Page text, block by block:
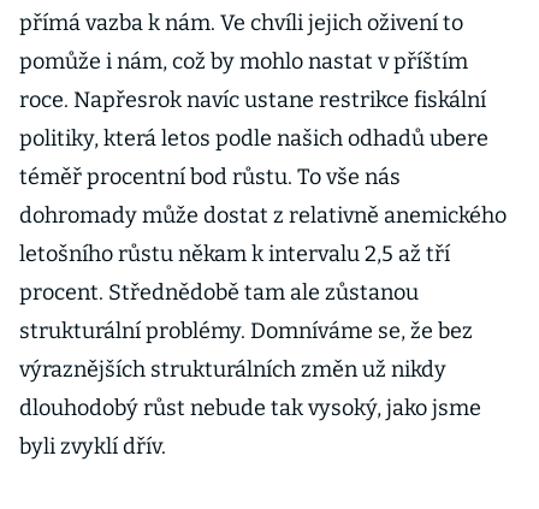
přímá vazba k nám. Ve chvíli jejich oživení to
pomůže i nám, což by mohlo nastat v příštím
roce. Napřesrok navíc ustane restrikce fiskální
politiky, která letos podle našich odhadů ubere
téměř procentní bod růstu. To vše nás
dohromady může dostat z relativně anemického
letošního růstu někam k intervalu 2,5 až tří
procent. Střednědobě tam ale zůstanou
strukturální problémy. Domníváme se, že bez
výraznějších strukturálních změn už nikdy
dlouhodobý růst nebude tak vysoký, jako jsme
byli zvyklí dřív.